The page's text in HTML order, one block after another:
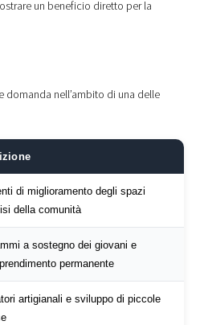
un beneficio diretto per la
domanda nell’ambito di una delle
di miglioramento degli spazi
della comunità
a sostegno dei giovani e
permanente
artigianali e sviluppo di piccole